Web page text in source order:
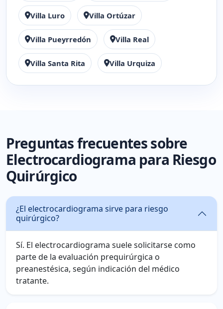
Villa Luro Villa Ortúzar
Villa Pueyrredón Villa Real
Villa Santa Rita Villa Urquiza
Preguntas frecuentes sobre
Electrocardiograma para Riesgo
Quirúrgico
¿El electrocardiograma sirve para riesgo
quirúrgico?
Sí. El electrocardiograma suele solicitarse como
parte de la evaluación prequirúrgica o
preanestésica, según indicación del médico
tratante.